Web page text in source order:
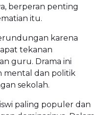
berperan penting
itu.
karena
tekanan
guru. Drama ini
mental dan politik
sekolah.
paling populer dan